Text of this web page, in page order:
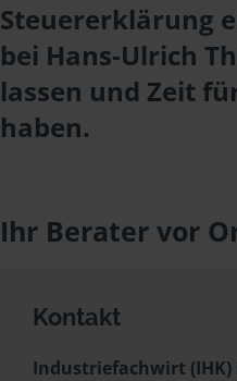
Steuererklärung
bei Hans-Ulrich
lassen und Zeit
haben.
Ihr Berater vor
Kontakt
Industriefachwirt